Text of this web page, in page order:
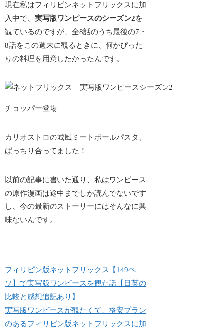
現在私はフィリピンネットフリックスに加
入中で、実写版ワンピースのシーズン2を
観ているのですが、全8話のうち最後の7・
8話をこの週末に観るときに、何かぴった
りの料理を用意したかったんです。
チョッパー登場
カリオストロの城風ミートボールパスタ、
ばっちり合ってました！
以前の記事に書いた通り、私はワンピース
の原作漫画は途中までしか読んでないです
し、今の最新のストーリーにはそんなに興
味ないんです。
フィリピン版ネットフリックス【149ペ
ソ】で実写版ワンピースを観た話【日英の
比較と感想追記あり】
実写版ワンピースが観たくて、格安プラン
のあるフィリピン版ネットフリックスに加